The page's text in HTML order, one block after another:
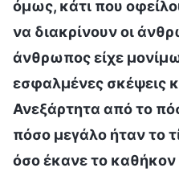
όμως, κάτι που
να διακρίνουν οι
άνθρωπος είχε
εσφαλμένες σκέψεις
Ανεξάρτητα από το
πόσο μεγάλο ήταν το
όσο έκανε το καθήκον